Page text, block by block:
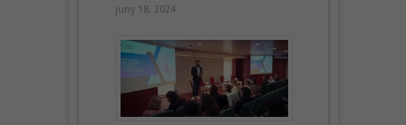
juny 18, 2024